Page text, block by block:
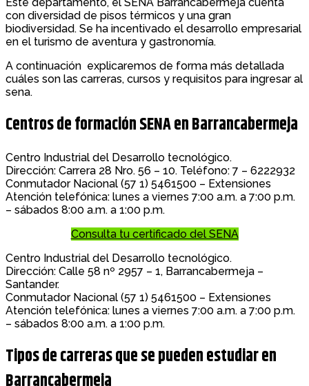
con diversidad de pisos térmicos y una gran
biodiversidad. Se ha incentivado el desarrollo empresarial
en el turismo de aventura y gastronomía.
A continuación explicaremos de forma más detallada
cuáles son las carreras, cursos y requisitos para ingresar al
sena.
Centros de formación SENA en Barrancabermeja
Centro Industrial del Desarrollo tecnológico.
Dirección: Carrera 28 Nro. 56 – 10. Teléfono: 7 – 6222932
Conmutador Nacional (57 1) 5461500 – Extensiones
Atención telefónica: lunes a viernes 7:00 a.m. a 7:00 p.m.
– sábados 8:00 a.m. a 1:00 p.m.
Consulta tu certificado del SENA
Centro Industrial del Desarrollo tecnológico.
Dirección: Calle 58 nº 2957 – 1, Barrancabermeja –
Santander.
Conmutador Nacional (57 1) 5461500 – Extensiones
Atención telefónica: lunes a viernes 7:00 a.m. a 7:00 p.m.
– sábados 8:00 a.m. a 1:00 p.m.
Tipos de carreras que se pueden estudiar en
Barrancabermeja